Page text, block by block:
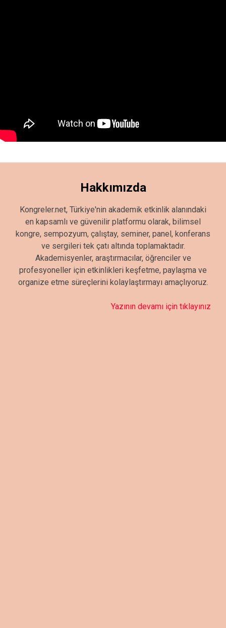
Hakkımızda
Kongreler.net, Türkiye'nin akademik etkinlik alanındaki
en kapsamlı ve güvenilir platformu olarak, bilimsel
kongre, sempozyum, çalıştay, seminer, panel, konferans
ve sergileri tek çatı altında toplamaktadır.
Akademisyenler, araştırmacılar, öğrenciler ve
profesyoneller için etkinlikleri keşfetme, paylaşma ve
organize etme süreçlerini kolaylaştırmayı amaçlıyoruz.
Yazının devamı için tıklayınız